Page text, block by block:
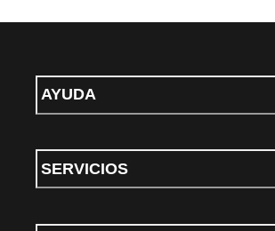
AYUDA
SERVICIOS